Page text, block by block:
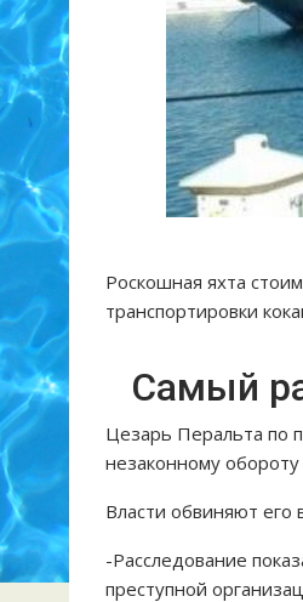
Роскошная яхта
транспортировки
Самый
Цезарь Перальта по
незаконному
Власти обвиняют его
-Расследование
преступной